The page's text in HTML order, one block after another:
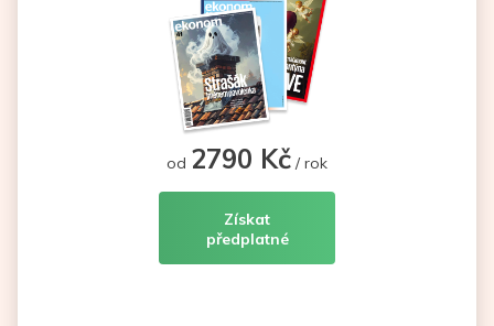
od 2790 Kč / rok
Získat
předplatné